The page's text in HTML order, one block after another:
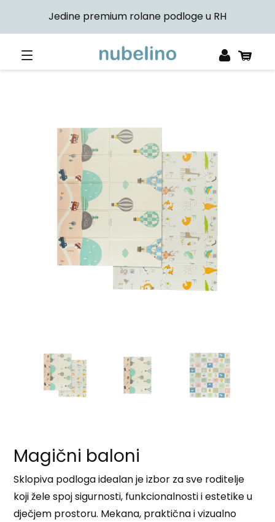
Jedine premium rolane podloge u RH
Magični baloni
Sklopiva podloga idealan je izbor za sve roditelje
koji žele spoj sigurnosti, funkcionalnosti i estetike u
dječjem prostoru. Mekana, praktična i vizualno